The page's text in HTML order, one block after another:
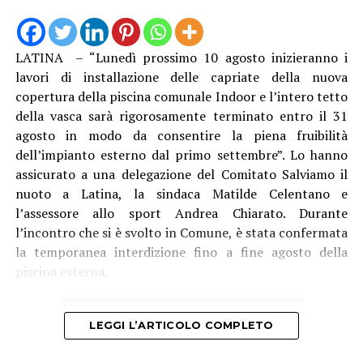
“La struttura messa in funzione questa mattina è lunga
13 metri e alta 3 metri, con travi in acciaio e specifici
trattamenti protettivi per garantire la durabilità anche
in ambienti marini”, è stato spiegato. Con il direttore
generale Natalino Corbo e il presidente del Consorzio di
Bonifica Lino Conti, erano presenti l’assessore regionale
all’Agricoltura Giancarlo Righini, il direttore generale di
Anbi Lazio Andrea Renna, il presidente della
commissione regionale attività produttive, Vittorio
Sambucci e il sindaco di Terracina Francesco Giannetti.
LATINA – “Lunedì prossimo 10 agosto inizieranno i
lavori di installazione delle capriate della nuova
copertura della piscina comunale Indoor e l’intero tetto
della vasca sarà rigorosamente terminato entro il 31
agosto in modo da consentire la piena fruibilità
dell’impianto esterno dal primo settembre”. Lo hanno
assicurato a una delegazione del Comitato Salviamo il
nuoto a Latina, la sindaca Matilde Celentano e
l’assessore allo sport Andrea Chiarato. Durante
l’incontro che si è svolto in Comune, è stata confermata
la temporanea interdizione fino a fine agosto della
piscina esterna.
LEGGI L’ARTICOLO COMPLETO